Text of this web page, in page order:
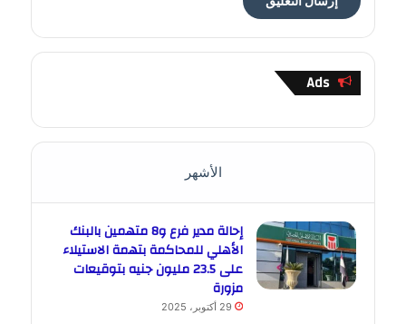
Ads
الأشهر
إحالة مدير فرع و8 متهمين بالبنك
الأهلي للمحاكمة بتهمة الاستيلاء
على 23.5 مليون جنيه بتوقيعات
مزورة
29 أكتوبر، 2025